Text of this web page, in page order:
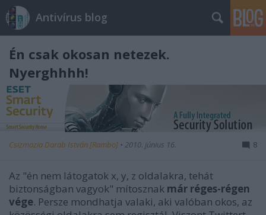
Antivírus blog
Én csak okosan netezek.
Nyerghhhh!
Csizmazia Darab István [Rambo] • 2010. június 16. 8
Az "én nem látogatok x, y, z oldalakra, tehát
biztonságban vagyok" mítosznak már réges-régen
vége. Persze mondhatja valaki, aki valóban okos, az